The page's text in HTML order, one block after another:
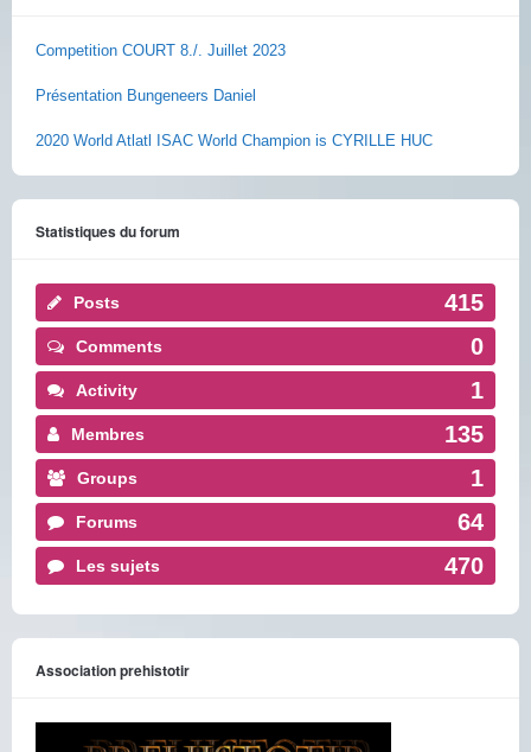
Competition COURT 8./. Juillet 2023
Présentation Bungeneers Daniel
2020 World Atlatl ISAC World Champion is CYRILLE HUC
Statistiques du forum
Posts 415
Comments 0
Activity 1
Membres 135
Groups 1
Forums 64
Les sujets 470
Association prehistotir